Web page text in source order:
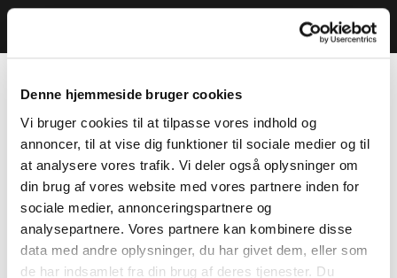
Denne hjemmeside bruger cookies
Vi bruger cookies til at tilpasse vores indhold og
annoncer, til at vise dig funktioner til sociale medier og til
at analysere vores trafik. Vi deler også oplysninger om
din brug af vores website med vores partnere inden for
sociale medier, annonceringspartnere og
analysepartnere. Vores partnere kan kombinere disse
data med andre oplysninger, du har givet dem, eller som
de har indsamlet fra din brug af deres tjenester. Du